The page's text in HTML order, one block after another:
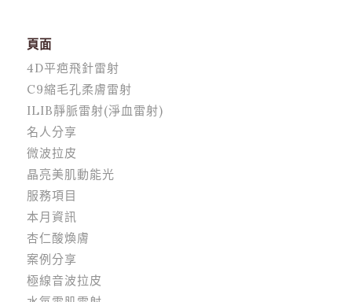
頁面
4D平疤飛針雷射
C9縮毛孔柔膚雷射
ILIB靜脈雷射(淨血雷射)
名人分享
微波拉皮
晶亮美肌動能光
服務項目
本月資訊
杏仁酸煥膚
案例分享
極線音波拉皮